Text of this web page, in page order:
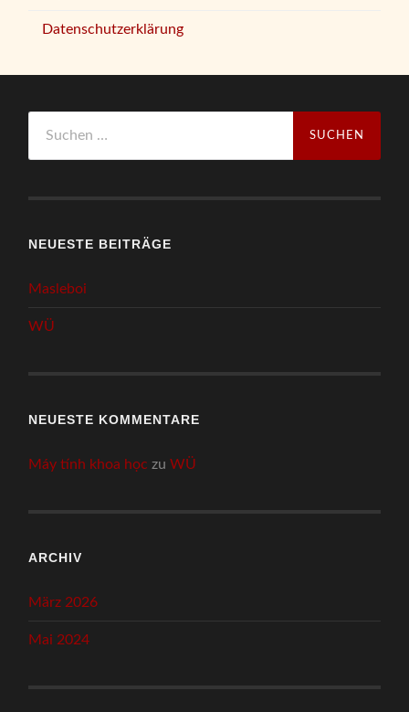
Datenschutzerklärung
nach:
NEUESTE BEITRÄGE
Masleboi
WÜ
NEUESTE KOMMENTARE
Máy tính khoa học zuWÜ
ARCHIV
März 2026
Mai 2024